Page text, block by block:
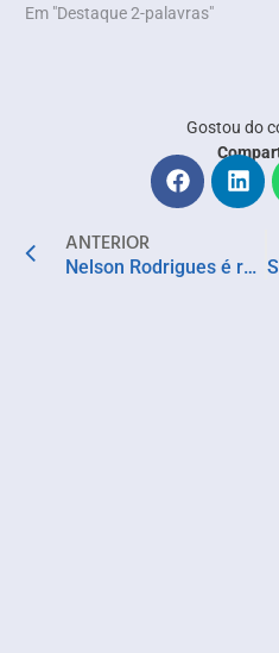
Em "Destaque 2-palavras"
Gostou do
ANTERIOR
Nelson Rodrigues é revisitado no espetáculo interativo “O Beijo no Asfalto”